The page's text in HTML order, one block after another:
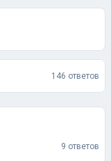
146 ответов
9 ответов